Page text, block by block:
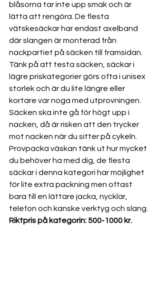
blåsorna tar inte upp smak och är
lätta att rengöra. De flesta
vätskesäckar har endast axelband
där slangen är monterad från
nackpartiet på säcken till framsidan.
Tänk på att testa säcken, säckar i
lägre priskategorier görs ofta i unisex
storlek och är du lite längre eller
kortare var noga med utprovningen.
Säcken ska inte gå för högt upp i
nacken, då är risken att den trycker
mot nacken när du sitter på cykeln.
Provpacka väskan tänk ut hur mycket
du behöver ha med dig, de flesta
säckar i denna kategori har möjlighet
för lite extra packning men oftast
bara till en lättare jacka, nycklar,
telefon och kanske verktyg och slang.
Riktpris på kategorin: 500-1000 kr.